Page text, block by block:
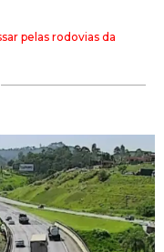
pelas rodovias da